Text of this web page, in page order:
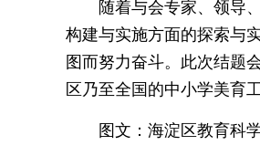
随着与会专家、领导
构建与实施方面的探索与
图而努力奋斗。此次结题
区乃至全国的中小学美育
图文：海淀区教育科